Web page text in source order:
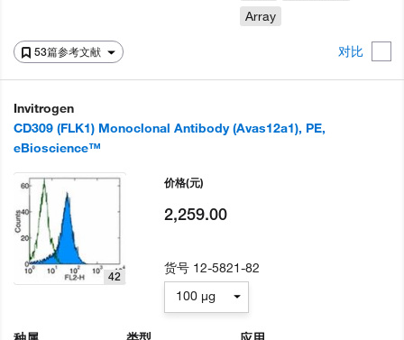
53篇参考文献 对比
Array
Invitrogen
CD309 (FLK1) Monoclonal Antibody (Avas12a1), PE,
eBioscience™
42
价格(元)
2,259.00
货号 12-5821-82
100 µg